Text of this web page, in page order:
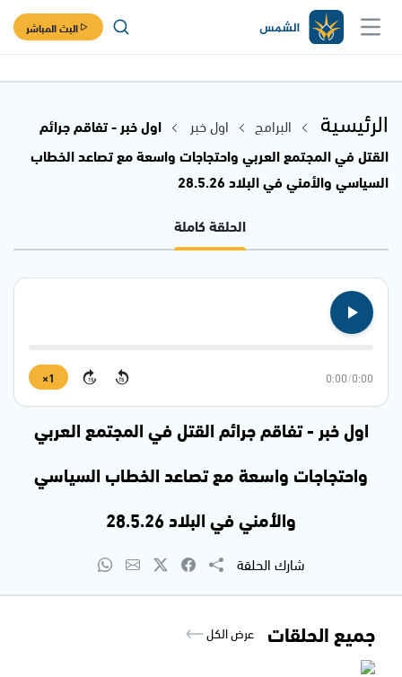
البث المباشر
الرئيسية البرامج اول خبر
اول خبر - تفاقم جرائم
القتل في المجتمع العربي واحتجاجات واسعة مع تصاعد الخطاب
السياسي والأمني في البلاد 28.5.26
الحلقة كاملة
0:00
/
0:00
15
15
1×
اول خبر - تفاقم جرائم القتل في المجتمع العربي
واحتجاجات واسعة مع تصاعد الخطاب السياسي
والأمني في البلاد 28.5.26
شارك الحلقة
جميع الحلقات عرض الكل